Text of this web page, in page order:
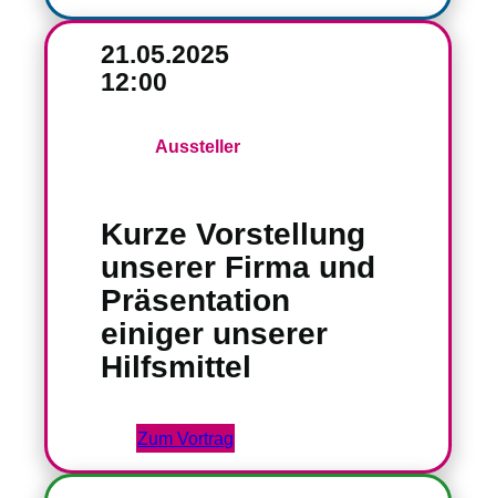
21.05.2025
12:00
Aussteller
Kurze Vorstellung
unserer Firma und
Präsentation
einiger unserer
Hilfsmittel
Zum Vortrag